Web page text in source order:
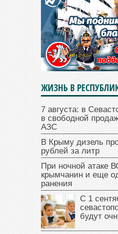
ЖИЗНЬ В
7 августа: в
в свободной
АЗС
В Крыму дизель
рублей за литр
При ночной атаке
крымчанин и еще
ранения
С 1
будут